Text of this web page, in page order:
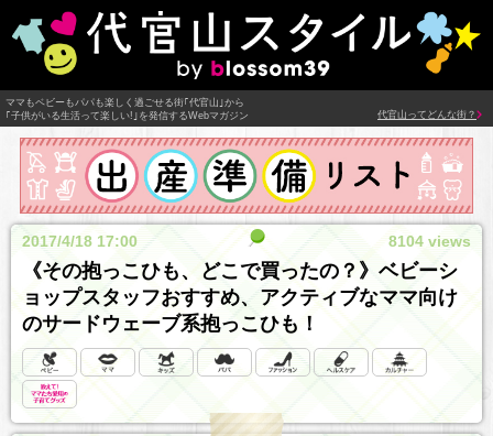
ママもベビーもパパも楽しく過ごせる街｢代官山｣から
｢子供がいる生活って楽しい!｣を発信するWebマガジン
代官山ってどんな街？
2017/4/18 17:00 8104 views
《その抱っこひも、どこで買ったの？》ベビーシ
ョップスタッフおすすめ、アクティブなママ向け
のサードウェーブ系抱っこひも！